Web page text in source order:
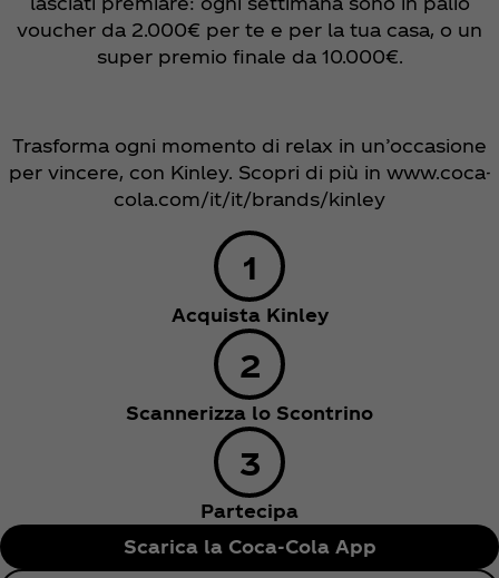
voucher da 2.000€ per te e per la tua casa, o un
super premio finale da 10.000€.
Trasforma ogni momento di relax in un’occasione
per vincere, con Kinley. Scopri di più in www.coca-
cola.com/it/it/brands/kinley
Acquista Kinley
Scannerizza lo Scontrino
Partecipa
Scarica la Coca‑Cola App